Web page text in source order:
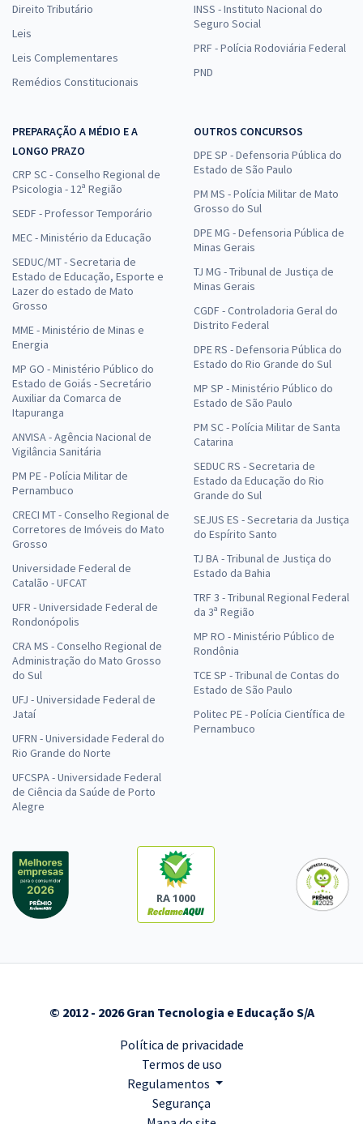
Direito Tributário
Leis
Leis Complementares
Remédios Constitucionais
INSS - Instituto Nacional do
Seguro Social
PRF - Polícia Rodoviária Federal
PND
PREPARAÇÃO A MÉDIO E A
LONGO PRAZO
CRP SC - Conselho Regional de
Psicologia - 12ª Região
SEDF - Professor Temporário
MEC - Ministério da Educação
SEDUC/MT - Secretaria de
Estado de Educação, Esporte e
Lazer do estado de Mato
Grosso
MME - Ministério de Minas e
Energia
MP GO - Ministério Público do
Estado de Goiás - Secretário
Auxiliar da Comarca de
Itapuranga
ANVISA - Agência Nacional de
Vigilância Sanitária
PM PE - Polícia Militar de
Pernambuco
CRECI MT - Conselho Regional de
Corretores de Imóveis do Mato
Grosso
Universidade Federal de
Catalão - UFCAT
UFR - Universidade Federal de
Rondonópolis
CRA MS - Conselho Regional de
Administração do Mato Grosso
do Sul
UFJ - Universidade Federal de
Jataí
UFRN - Universidade Federal do
Rio Grande do Norte
UFCSPA - Universidade Federal
de Ciência da Saúde de Porto
Alegre
OUTROS CONCURSOS
DPE SP - Defensoria Pública do
Estado de São Paulo
PM MS - Polícia Militar de Mato
Grosso do Sul
DPE MG - Defensoria Pública de
Minas Gerais
TJ MG - Tribunal de Justiça de
Minas Gerais
CGDF - Controladoria Geral do
Distrito Federal
DPE RS - Defensoria Pública do
Estado do Rio Grande do Sul
MP SP - Ministério Público do
Estado de São Paulo
PM SC - Polícia Militar de Santa
Catarina
SEDUC RS - Secretaria de
Estado da Educação do Rio
Grande do Sul
SEJUS ES - Secretaria da Justiça
do Espírito Santo
TJ BA - Tribunal de Justiça do
Estado da Bahia
TRF 3 - Tribunal Regional Federal
da 3ª Região
MP RO - Ministério Público de
Rondônia
TCE SP - Tribunal de Contas do
Estado de São Paulo
Politec PE - Polícia Científica de
Pernambuco
RA 1000
© 2012 - 2026 Gran Tecnologia e Educação S/A
Política de privacidade
Termos de uso
Regulamentos
Segurança